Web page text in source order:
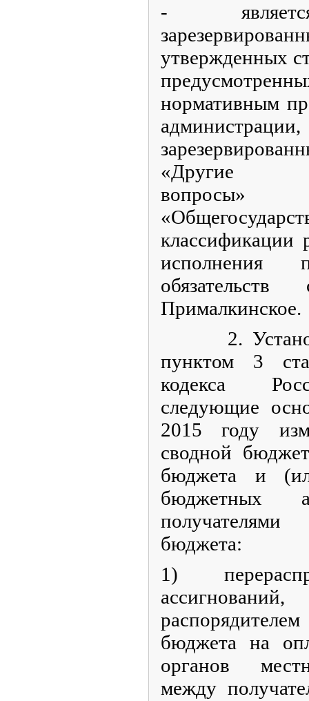
-
утвержденных
нормативным
«Другие
классификации
исполнения
обязательств
Прималкинское.
2.
пунктом 3
кодекса
следующие
2015 году
сводной
бюджета и
бюджетных
бюджета:
1)
бюджета на
органов
между